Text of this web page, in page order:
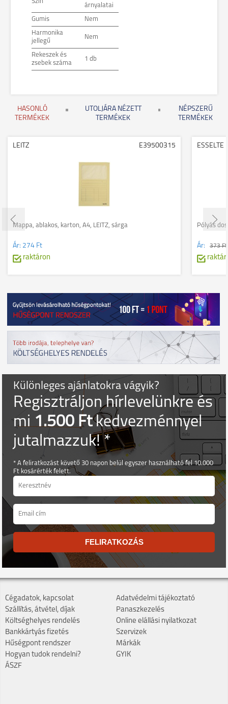
árnyalatai
Gumis Nem
Harmonika
jellegű
Nem
Rekeszek és
zsebek száma
1 db
HASONLÓ
TERMÉKEK
UTOLJÁRA NÉZETT
TERMÉKEK
NÉPSZERŰ
TERMÉKEK
LEITZ E39500315
Mappa, ablakos, karton, A4, LEITZ, sárga
Ár: 274 Ft
raktáron
ESSELTE
Pólyás
Ár: 373 Ft
Különleges ajánlatokra vágyik?
Regisztráljon hírlevelünkre és
mi1.500 Ftkedvezménnyel
jutalmazzuk! *
* A feliratkozást követő 30 napon belül egyszer használható fel 10.000
Ft kosárérték felett.
FELIRATKOZÁS
Cégadatok, kapcsolat
Szállítás, átvétel, díjak
Költséghelyes rendelés
Bankkártyás fizetés
Hűségpont rendszer
Hogyan tudok rendelni?
ÁSZF
Adatvédelmi tájékoztató
Panaszkezelés
Online elállási nyilatkozat
Szervizek
Márkák
GYIK